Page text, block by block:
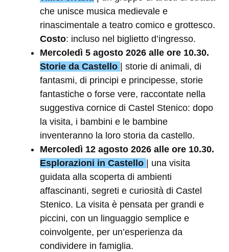
che unisce musica medievale e
rinascimentale a teatro comico e grottesco.
Costo: incluso nel biglietto d’ingresso.
Mercoledì 5 agosto 2026 alle ore 10.30.
Storie da Castello
| storie di animali, di
fantasmi, di principi e principesse, storie
fantastiche o forse vere, raccontate nella
suggestiva cornice di Castel Stenico: dopo
la visita, i bambini e le bambine
inventeranno la loro storia da castello.
Mercoledì 12 agosto 2026 alle ore 10.30.
Esplorazioni in Castello
| una visita
guidata alla scoperta di ambienti
affascinanti, segreti e curiosità di Castel
Stenico. La visita è pensata per grandi e
piccini, con un linguaggio semplice e
coinvolgente, per un’esperienza da
condividere in famiglia.